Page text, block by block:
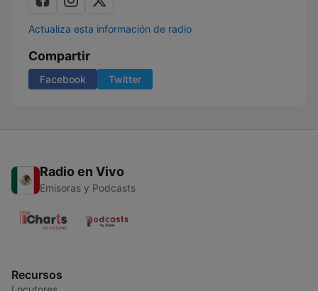
Actualiza esta información de radio
Compartir
Facebook Twitter
Radio en Vivo
Emisoras y Podcasts
Recursos